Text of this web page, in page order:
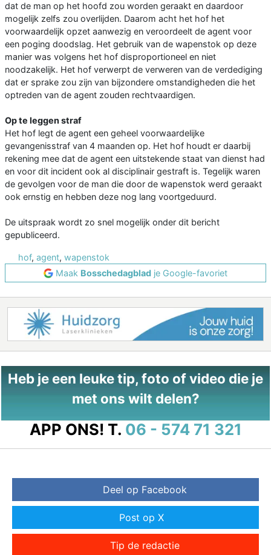
dat de man op het hoofd zou worden geraakt en daardoor
mogelijk zelfs zou overlijden. Daarom acht het hof het
voorwaardelijk opzet aanwezig en veroordeelt de agent voor
een poging doodslag. Het gebruik van de wapenstok op deze
manier was volgens het hof disproportioneel en niet
noodzakelijk. Het hof verwerpt de verweren van de verdediging
dat er sprake zou zijn van bijzondere omstandigheden die het
optreden van de agent zouden rechtvaardigen.
Op te leggen straf
Het hof legt de agent een geheel voorwaardelijke
gevangenisstraf van 4 maanden op. Het hof houdt er daarbij
rekening mee dat de agent een uitstekende staat van dienst had
en voor dit incident ook al disciplinair gestraft is. Tegelijk waren
de gevolgen voor de man die door de wapenstok werd geraakt
ook ernstig en hebben deze nog lang voortgeduurd.
De uitspraak wordt zo snel mogelijk onder dit bericht
gepubliceerd.
hof, agent, wapenstok
Maak Bosschedagblad je Google-favoriet
Heb je een leuke tip, foto of video die je
met ons wilt delen?
APP ONS! T. 06 - 574 71 321
Deel op Facebook
Post op X
Tip de redactie